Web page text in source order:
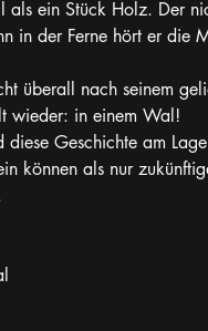
als ein Stück Holz. Der
in der Ferne hört er die
überall nach seinem
wieder: in einem Wal!
diese Geschichte am
können als nur